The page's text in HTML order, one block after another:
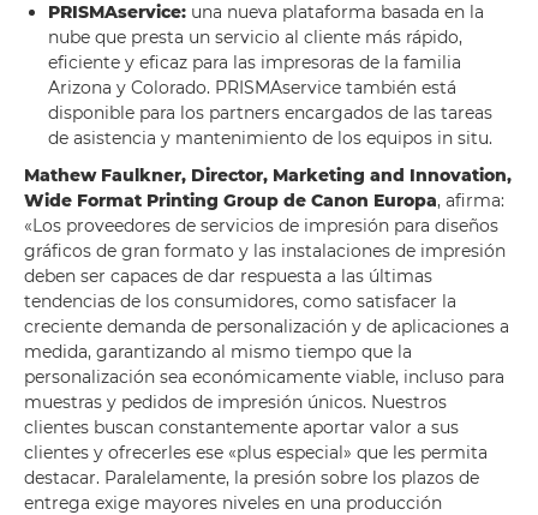
PRISMAservice: una nueva plataforma basada en la
nube que presta un servicio al cliente más rápido,
eficiente y eficaz para las impresoras de la familia
Arizona y Colorado. PRISMAservice también está
disponible para los partners encargados de las tareas
de asistencia y mantenimiento de los equipos in situ.
Mathew Faulkner, Director, Marketing and Innovation,
Wide Format Printing Group de Canon Europa, afirma:
«Los proveedores de servicios de impresión para diseños
gráficos de gran formato y las instalaciones de impresión
deben ser capaces de dar respuesta a las últimas
tendencias de los consumidores, como satisfacer la
creciente demanda de personalización y de aplicaciones a
medida, garantizando al mismo tiempo que la
personalización sea económicamente viable, incluso para
muestras y pedidos de impresión únicos. Nuestros
clientes buscan constantemente aportar valor a sus
clientes y ofrecerles ese «plus especial» que les permita
destacar. Paralelamente, la presión sobre los plazos de
entrega exige mayores niveles en una producción